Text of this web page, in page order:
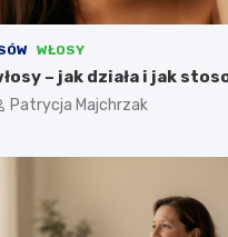
WŁOSY
– jak działa i jak
Patrycja Majchrzak